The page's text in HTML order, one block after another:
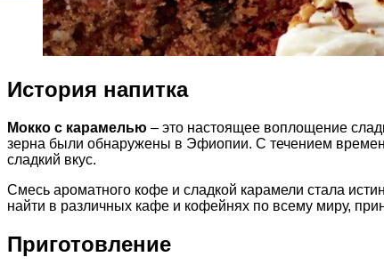
История напитка
Мокко с карамелью – это настоящее воплощение
зерна были обнаружены в Эфиопии. С течением
сладкий вкус.
Смесь ароматного кофе и сладкой карамели стала
найти в различных кафе и кофейнях по всему миру,
Приготовление